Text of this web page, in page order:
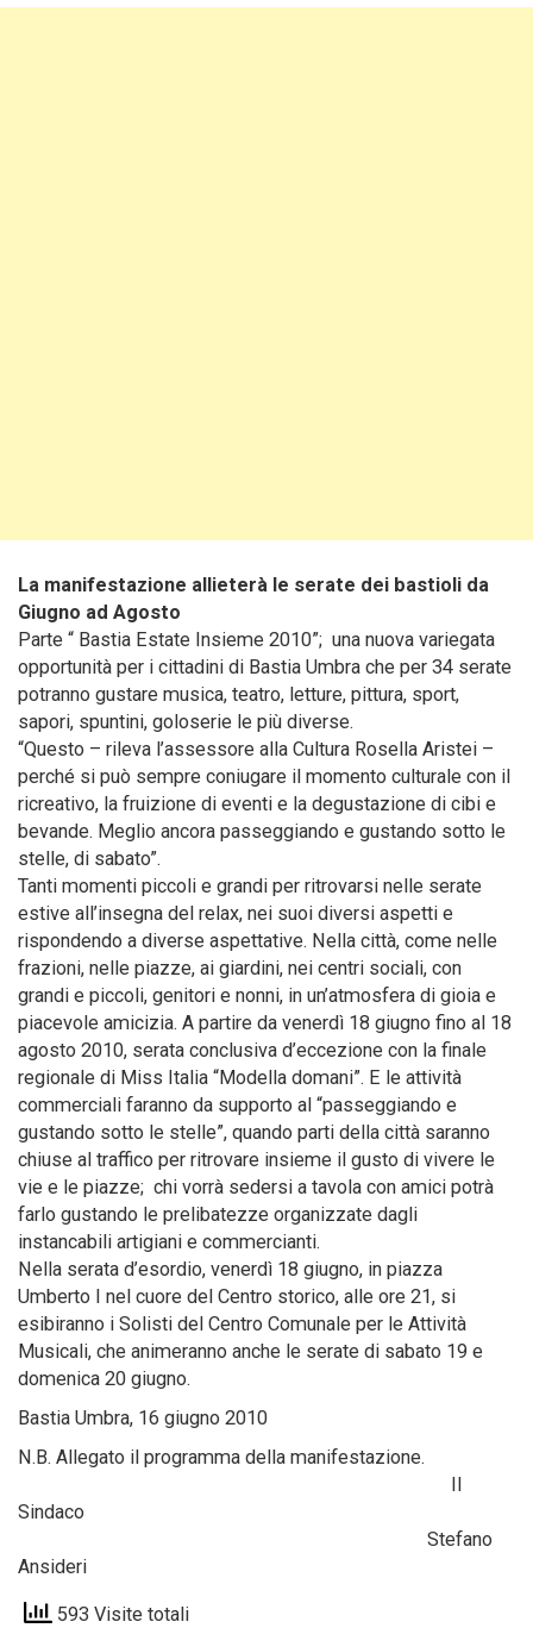
La manifestazione allieterà le serate dei bastioli da
Giugno ad Agosto
Parte “ Bastia Estate Insieme 2010”; una nuova variegata
opportunità per i cittadini di Bastia Umbra che per 34 serate
potranno gustare musica, teatro, letture, pittura, sport,
sapori, spuntini, goloserie le più diverse.
“Questo – rileva l’assessore alla Cultura Rosella Aristei –
perché si può sempre coniugare il momento culturale con il
ricreativo, la fruizione di eventi e la degustazione di cibi e
bevande. Meglio ancora passeggiando e gustando sotto le
stelle, di sabato”.
Tanti momenti piccoli e grandi per ritrovarsi nelle serate
estive all’insegna del relax, nei suoi diversi aspetti e
rispondendo a diverse aspettative. Nella città, come nelle
frazioni, nelle piazze, ai giardini, nei centri sociali, con
grandi e piccoli, genitori e nonni, in un’atmosfera di gioia e
piacevole amicizia. A partire da venerdì 18 giugno fino al 18
agosto 2010, serata conclusiva d’eccezione con la finale
regionale di Miss Italia “Modella domani”. E le attività
commerciali faranno da supporto al “passeggiando e
gustando sotto le stelle”, quando parti della città saranno
chiuse al traffico per ritrovare insieme il gusto di vivere le
vie e le piazze; chi vorrà sedersi a tavola con amici potrà
farlo gustando le prelibatezze organizzate dagli
instancabili artigiani e commercianti.
Nella serata d’esordio, venerdì 18 giugno, in piazza
Umberto I nel cuore del Centro storico, alle ore 21, si
esibiranno i Solisti del Centro Comunale per le Attività
Musicali, che animeranno anche le serate di sabato 19 e
domenica 20 giugno.
Bastia Umbra, 16 giugno 2010
N.B. Allegato il programma della manifestazione.
Il
Sindaco
Stefano
Ansideri
593 Visite totali